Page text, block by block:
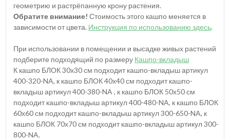
геометрию и растрёпанную крону растения.
Обратите внимание! Стоимость этого кашпо меняется в
зависимости от цвета. Инструкция по использованию здесь.
При использовании в помещении и высадке живых растений
подберите подходящий по размеру Кашпо-вкладыш
К кашпо БЛОК 30х30 см подходит кашпо-вкладыш артикул
400-320-NA, к кашпо БЛОК 40х40 см подходит кашпо-
вкладыш артикул 400-380-NA , к кашпо БЛОК 50х50 см
подходит кашпо-вкладыш артикул 400-480-NA, к кашпо БЛОК
60х60 см подходит кашпо-вкладыш артикул 300-650-NA, к
кашпо БЛОК 70х70 см подходит кашпо-вкладыш артикул 300-
800-NA.